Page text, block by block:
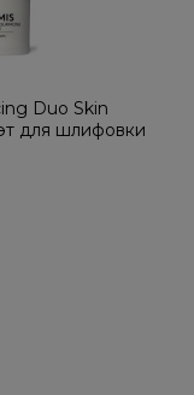
Duo Skin
для шлифовки